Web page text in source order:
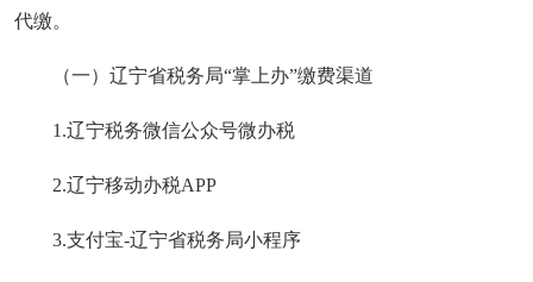
代缴。
（一）辽宁省税务局“掌上办”缴费渠道
1.辽宁税务微信公众号微办税
2.辽宁移动办税APP
3.支付宝-辽宁省税务局小程序